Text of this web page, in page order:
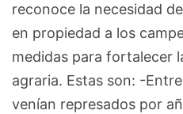
reconoce la necesidad
en propiedad a los
medidas para fortalecer
agraria. Estas son: -
venían represados por